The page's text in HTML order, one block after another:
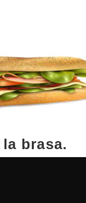
brasa.